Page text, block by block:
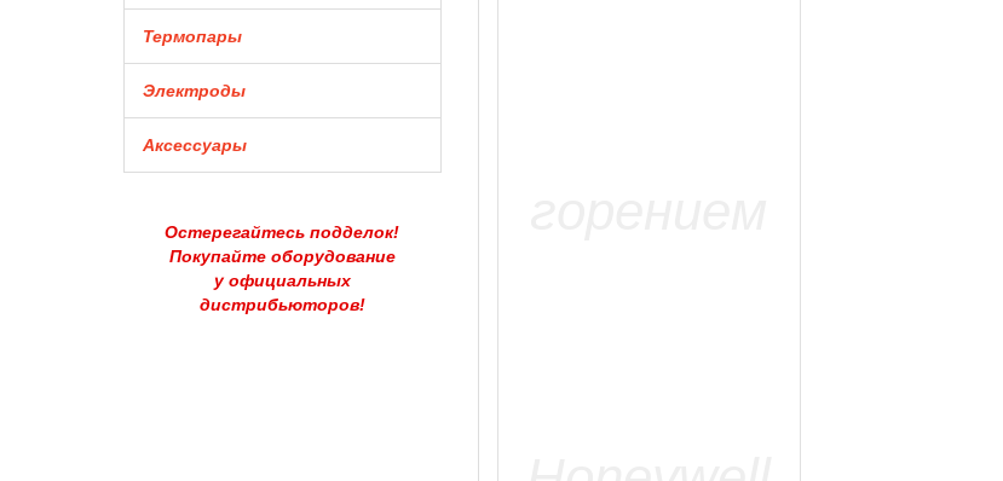
Термопары
Электроды
Аксессуары
Остерегайтесь подделок!
Покупайте оборудование
у официальных
дистрибьюторов!